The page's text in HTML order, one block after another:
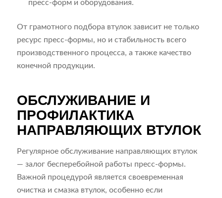
пресс-форм и оборудования.
От грамотного подбора втулок зависит не только
ресурс пресс-формы, но и стабильность всего
производственного процесса, а также качество
конечной продукции.
ОБСЛУЖИВАНИЕ И
ПРОФИЛАКТИКА
НАПРАВЛЯЮЩИХ ВТУЛОК
Регулярное обслуживание направляющих втулок
— залог бесперебойной работы пресс-формы.
Важной процедурой является своевременная
очистка и смазка втулок, особенно если